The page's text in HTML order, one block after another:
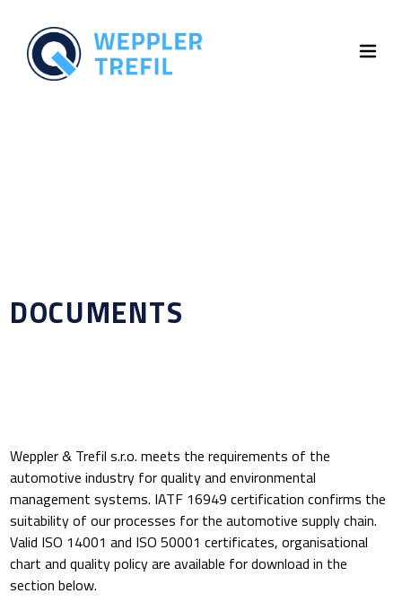
DOCUMENTS
Weppler & Trefil s.r.o. meets the requirements of the
automotive industry for quality and environmental
management systems. IATF 16949 certification confirms the
suitability of our processes for the automotive supply chain.
Valid ISO 14001 and ISO 50001 certificates, organisational
chart and quality policy are available for download in the
section below.